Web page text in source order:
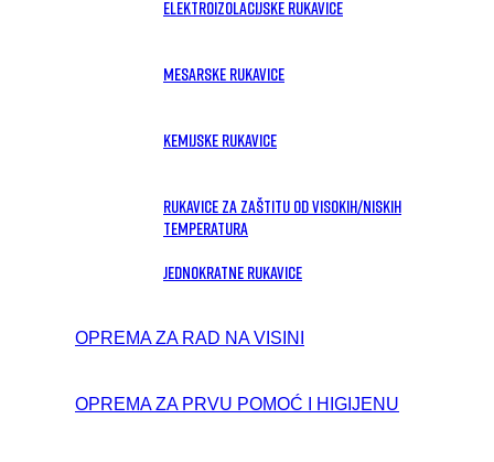
Elektroizolacijske rukavice
Mesarske rukavice
Kemijske rukavice
Rukavice za zaštitu od visokih/niskih
temperatura
Jednokratne rukavice
OPREMA ZA RAD NA VISINI
OPREMA ZA PRVU POMOĆ I HIGIJENU